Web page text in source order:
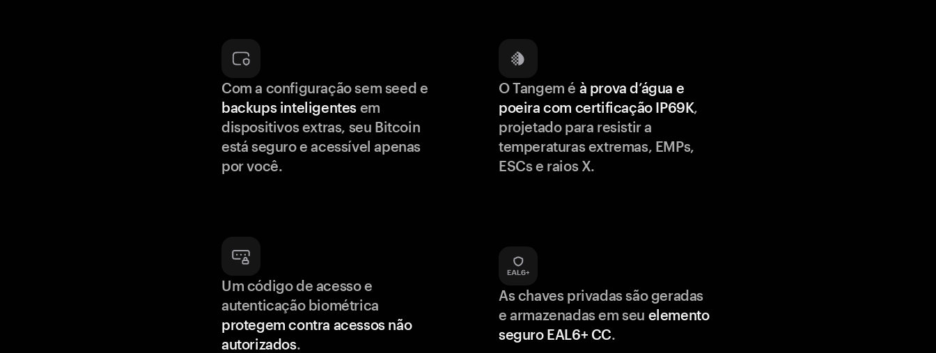
Com a configuração sem seed e
backups inteligentes em
dispositivos extras, seu Bitcoin
está seguro e acessível apenas
por você.
O Tangem é à prova d’água e
poeira com certificação IP69K,
projetado para resistir a
temperaturas extremas, EMPs,
ESCs e raios X.
Um código de acesso e
autenticação biométrica
protegem contra acessos não
autorizados.
As chaves privadas são geradas
e armazenadas em seu elemento
seguro EAL6+ CC.